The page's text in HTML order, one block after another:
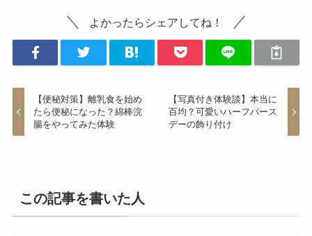
よかったらシェアしてね！
【便秘対策】離乳食を始め
たら便秘になった？綿棒浣
腸をやってみた体験
【写真付き体験談】本当に
百均？可愛いハーフバース
デーの飾り付け
この記事を書いた人